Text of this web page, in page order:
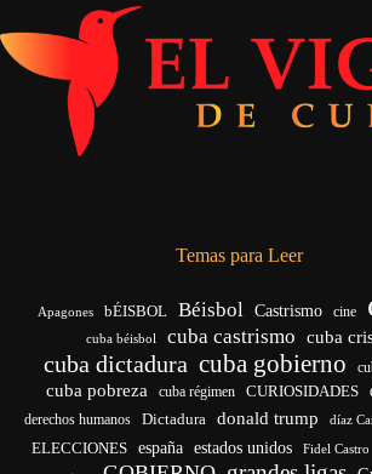
Temas para Leer
Apagones bÉISBOL Béisbol Castrismo cine
cuba béisbol cuba castrismo cuba
cuba dictadura cuba gobierno
cuba pobreza cuba régimen CURIOSIDADES
derechos humanos Dictadura donald trump díaz
ELECCIONES españa estados unidos Fidel Castro